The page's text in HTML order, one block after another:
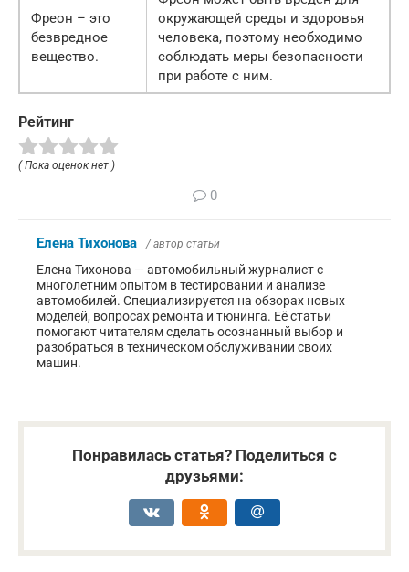
Фреон – это
безвредное
вещество.
окружающей среды и здоровья
человека, поэтому необходимо
соблюдать меры безопасности
при работе с ним.
Рейтинг
( Пока оценок нет )
0
Елена Тихонова / автор статьи
Елена Тихонова — автомобильный журналист с
многолетним опытом в тестировании и анализе
автомобилей. Специализируется на обзорах новых
моделей, вопросах ремонта и тюнинга. Её статьи
помогают читателям сделать осознанный выбор и
разобраться в техническом обслуживании своих
машин.
Понравилась статья? Поделиться с
друзьями: